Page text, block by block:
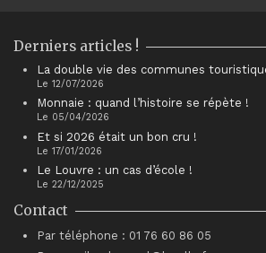
Derniers articles !
La double vie des communes
Le 12/07/2026
Monnaie : quand l’histoire se répète !
Le 05/04/2026
Et si 2026 était un bon cru !
Le 17/01/2026
Le Louvre : un cas d’école !
Le 22/12/2025
Contact
Par téléphone : 01 76 60 86 05